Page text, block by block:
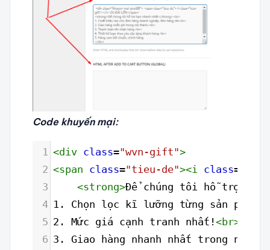
Code khuyến mại:
1 <div class="wvn-gift">
2 <span class="tieu-de"><i class=
3
<strong>Để chúng tôi hỗ trợ bạn
4 1. Chọn lọc kĩ lưỡng từng sản phẩm
5 2. Mức giá cạnh tranh nhất! <br>
6 3. Giao hàng nhanh nhất trong nội